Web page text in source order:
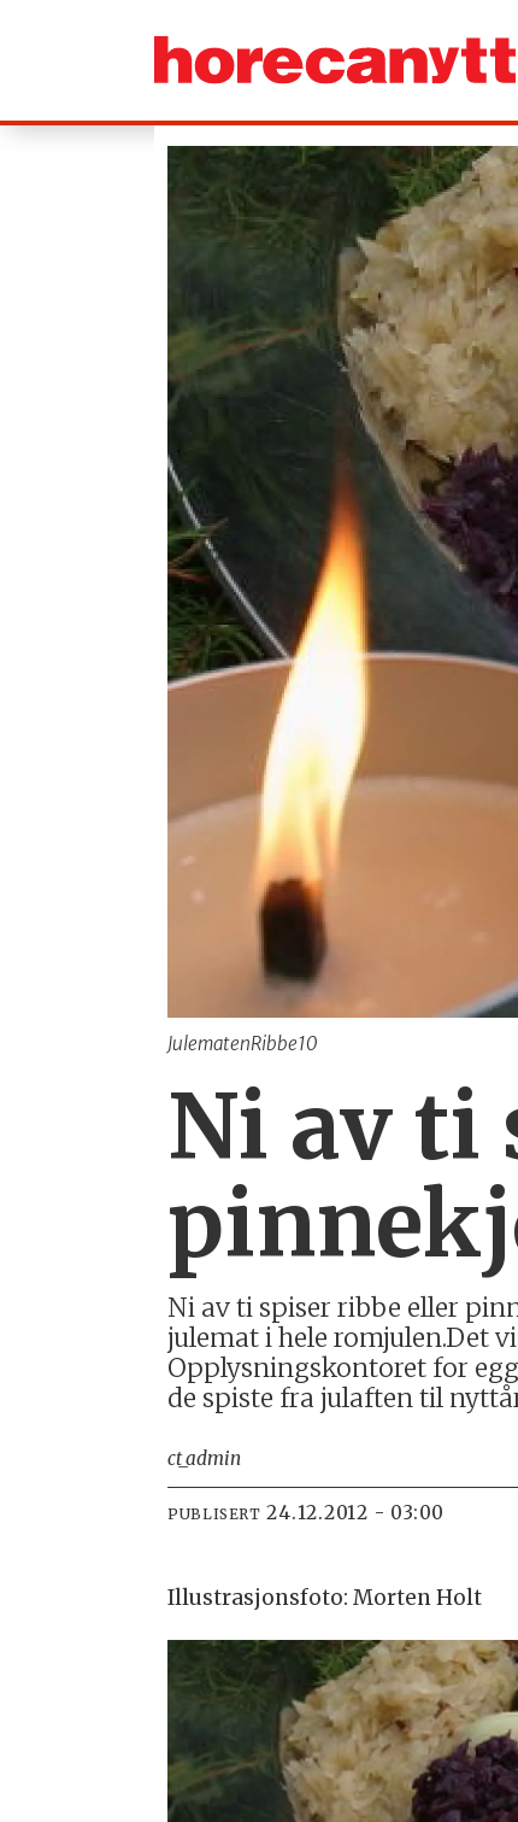
JulematenRibbe10
Ni av ti
Ni av ti spiser ribbe eller
julemat i hele romjulen.Det
Opplysningskontoret for
de spiste fra julaften til
ct_admin
PUBLISERT 24.12.2012 - 03:00
Illustrasjonsfoto: Morten Holt